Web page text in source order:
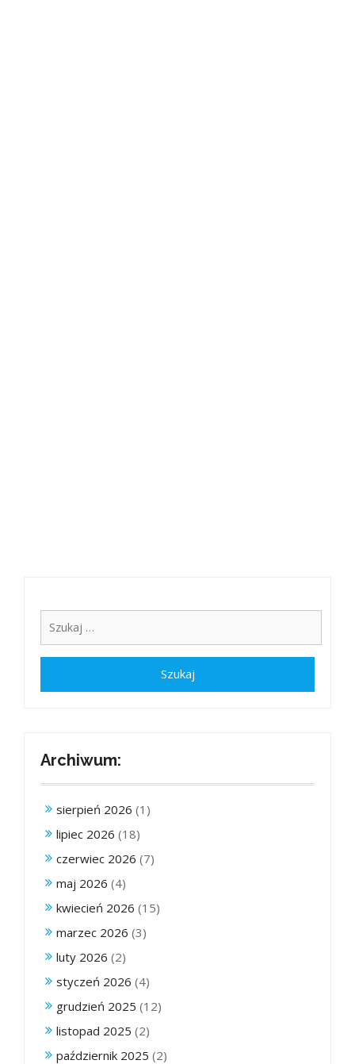
Archiwum:
sierpień 2026 (1)
lipiec 2026 (18)
czerwiec 2026 (7)
maj 2026 (4)
kwiecień 2026 (15)
marzec 2026 (3)
luty 2026 (2)
styczeń 2026 (4)
grudzień 2025 (12)
listopad 2025 (2)
październik 2025 (2)